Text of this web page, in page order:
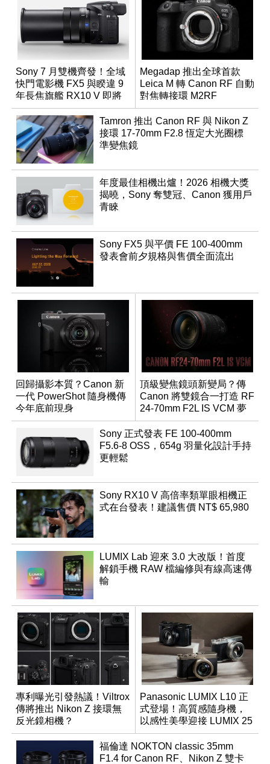
Sony 7 月雙機齊發！全域
快門電影機 FX5 與睽違 9
年長焦旗艦 RX10 V 即將
登場
Megadap 推出全球首款
Leica M 轉 Canon RF 自動
對焦轉接環 M2RF
Tamron 推出 Canon RF 與 Nikon Z
接環 17-70mm F2.8 恆定大光圈標
準變焦鏡
年度最佳相機出爐！2026 相機大獎
揭曉，Sony 奪雙冠、Canon 獲用戶
青睞
Sony FX5 與平價 FE 100-400mm
發表會前夕規格與售價全面流出
回歸攝影本質？Canon 新
一代 PowerShot 隨身機傳
今年底前現身
頂級變焦鏡頭新變局？傳
Canon 將雙鏡合一打造 RF
24-70mm F2L IS VCM 夢
幻規格
Sony 正式發表 FE 100-400mm
F5.6-8 OSS，654g 羽量化設計手持
更輕鬆
Sony RX10 V 高倍率類單眼相機正
式在台發表！建議售價 NT$ 65,980
LUMIX Lab 迎來 3.0 大改版！首度
解鎖手機 RAW 檔編修與有線高速傳
輸
專利曝光引發熱議！Viltrox
傳將推出 Nikon Z 接環無
反光鏡相機？
Panasonic LUMIX L10 正
式登場！高質感隨身機，
以感性美學迎接 LUMIX 25
週年
福倫達 NOKTON classic 35mm
F1.4 for Canon RF、Nikon Z 雙卡